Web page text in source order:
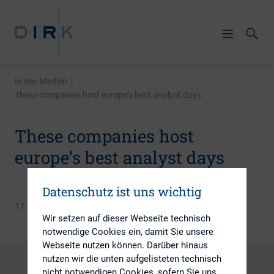
In den Medien |
These companies host europe’s best analyst days
These companies host
europe’s best analyst days
17. März 2015
Datenschutz ist uns wichtig
Wir setzen auf dieser Webseite technisch
notwendige Cookies ein, damit Sie unsere
Webseite nutzen können. Darüber hinaus
nutzen wir die unten aufgelisteten technisch